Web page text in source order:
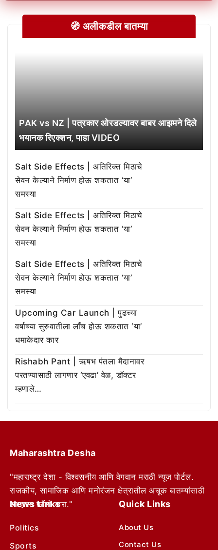
🧭 अलीकडील बातम्या
PAK vs NZ | पत्रकार ओरडल्यावर बाबर आझमने दिले
भयानक रिएक्शन, पाहा VIDEO
Salt Side Effects | अतिरिक्त मिठाचे
सेवन केल्याने निर्माण होऊ शकतात ‘या’
समस्या
Salt Side Effects | अतिरिक्त मिठाचे
सेवन केल्याने निर्माण होऊ शकतात ‘या’
समस्या
Salt Side Effects | अतिरिक्त मिठाचे
सेवन केल्याने निर्माण होऊ शकतात ‘या’
समस्या
Upcoming Car Launch | पुढच्या
वर्षाच्या सुरुवातीला लाँच होऊ शकतात ‘या’
धमाकेदार कार
Rishabh Pant | ऋषभ पंतला मैदानावर
परतण्यासाठी लागणार ‘एवढा’ वेळ, डॉक्टर
म्हणाले…
Maharashtra Desha
"महाराष्ट्र देशा - विश्वसनीय आणि वेगवान मराठी न्यूज पोर्टल.
राजकीय, सामाजिक आणि मनोरंजन क्षेत्रातील अचूक बातम्यांसाठी
आम्हाला फॉलो करा."
News Links
Politics
Sports
Quick Links
About Us
Contact Us